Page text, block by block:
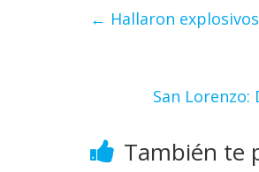
← Hallaron
San
También te